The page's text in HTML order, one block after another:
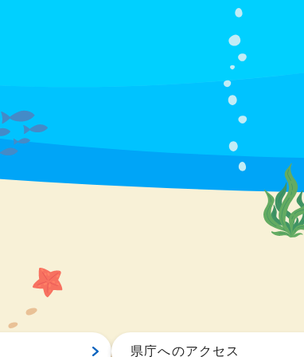
県庁へのアクセス